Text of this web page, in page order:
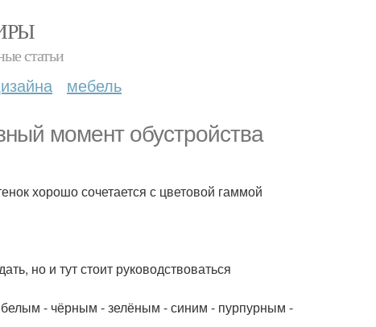
статьи
мебель
момент обустройства
хорошо сочетается с цветовой гаммой
но и тут стоит руководствоваться
- чёрным - зелёным - синим - пурпурным -